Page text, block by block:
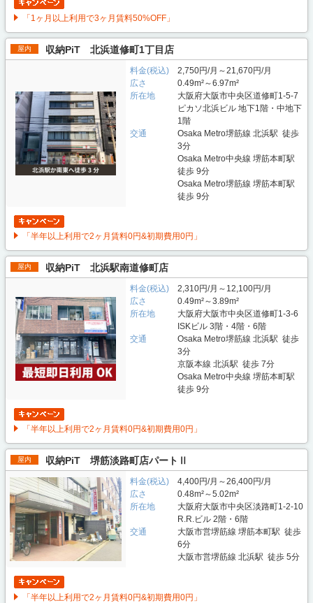
「1ヶ月以上利用で3ヶ月賃料50%OFF」
屋内 収納PiT 北浜道修町1丁目店
料金(税込)
2,750円/月～21,670円/月
広さ
0.49m²～6.97m²
所在地
大阪府大阪市中央区道修町1-5-7
ピカソ北浜ビル 地下1階・中地下
1階
交通
Osaka Metro堺筋線 北浜駅 徒歩
3分
Osaka Metro中央線 堺筋本町駅
徒歩 9分
Osaka Metro堺筋線 堺筋本町駅
徒歩 9分
「半年以上利用で2ヶ月賃料0円&初期費用0円」
屋内 収納PiT 北浜駅南道修町店
料金(税込)
2,310円/月～12,100円/月
広さ
0.49m²～3.89m²
所在地
大阪府大阪市中央区道修町1-3-6
ISKビル 3階・4階・6階
交通
Osaka Metro堺筋線 北浜駅 徒歩
3分
京阪本線 北浜駅 徒歩 7分
Osaka Metro中央線 堺筋本町駅
徒歩 9分
「半年以上利用で2ヶ月賃料0円&初期費用0円」
屋内 収納PiT 堺筋淡路町店パートⅡ
料金(税込)
4,400円/月～26,400円/月
広さ
0.48m²～5.02m²
所在地
大阪府大阪市中央区淡路町1-2-10
R.R.ビル 2階・6階
交通
大阪市営堺筋線 堺筋本町駅 徒歩
6分
大阪市営堺筋線 北浜駅 徒歩 5分
「半年以上利用で2ヶ月賃料0円&初期費用0円」